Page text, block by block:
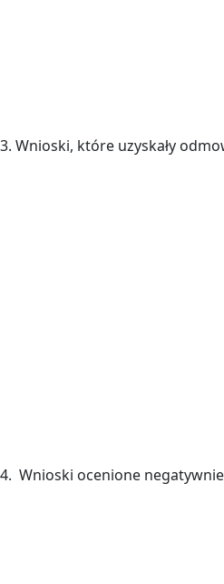
3. Wnioski, które uzyskały
4. Wnioski ocenione